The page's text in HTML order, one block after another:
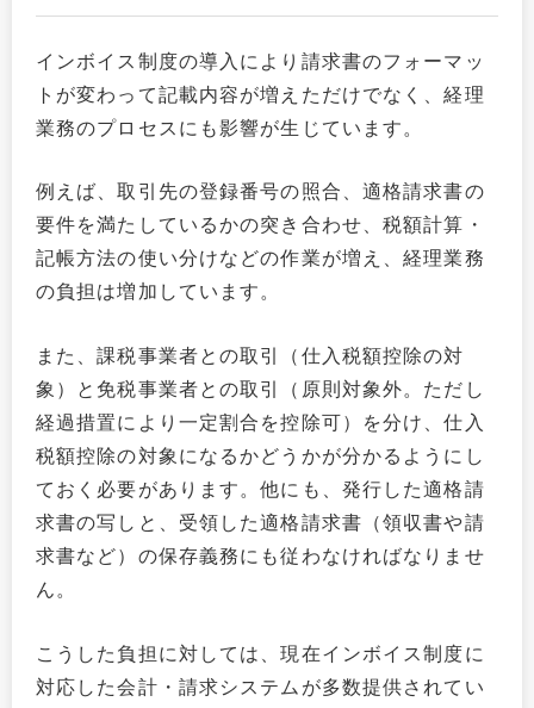
インボイス制度の導入により請求書のフォーマッ
トが変わって記載内容が増えただけでなく、経理
業務のプロセスにも影響が生じています。
例えば、取引先の登録番号の照合、適格請求書の
要件を満たしているかの突き合わせ、税額計算・
記帳方法の使い分けなどの作業が増え、経理業務
の負担は増加しています。
また、課税事業者との取引（仕入税額控除の対
象）と免税事業者との取引（原則対象外。ただし
経過措置により一定割合を控除可）を分け、仕入
税額控除の対象になるかどうかが分かるようにし
ておく必要があります。他にも、発行した適格請
求書の写しと、受領した適格請求書（領収書や請
求書など）の保存義務にも従わなければなりませ
ん。
こうした負担に対しては、現在インボイス制度に
対応した会計・請求システムが多数提供されてい